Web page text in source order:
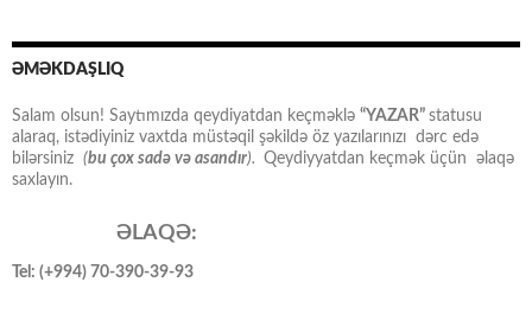
ƏMƏKDAŞLIQ
Salam olsun! Saytımızda qeydiyatdan keçməklə “YAZAR” statusu
alaraq, istədiyiniz vaxtda müstəqil şəkildə öz yazılarınızı dərc edə
bilərsiniz (bu çox sadə və asandır). Qeydiyyatdan keçmək üçün əlaqə
saxlayın.
ƏLAQƏ:
Tel: (+994) 70-390-39-93